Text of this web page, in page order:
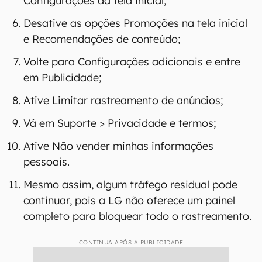
Desative as opções Promoções na tela inicial
e Recomendações de conteúdo;
Volte para Configurações adicionais e entre
em Publicidade;
Ative Limitar rastreamento de anúncios;
Vá em Suporte > Privacidade e termos;
Ative Não vender minhas informações
pessoais.
Mesmo assim, algum tráfego residual pode
continuar, pois a LG não oferece um painel
completo para bloquear todo o rastreamento.
CONTINUA APÓS A PUBLICIDADE